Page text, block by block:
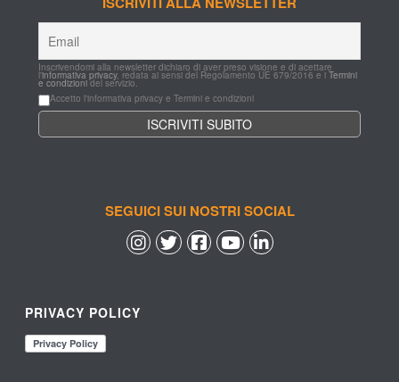
Inscrivendomi alla newsletter dichiaro di aver preso visione e di acettare
l'informativa privacy, redata ai sensi del Regolamento UE 679/2016 e i Termini
e condizioni del servizio.
Accetto l'informativa privacy e Termini e condizioni
SEGUICI SUI NOSTRI SOCIAL
PRIVACY POLICY